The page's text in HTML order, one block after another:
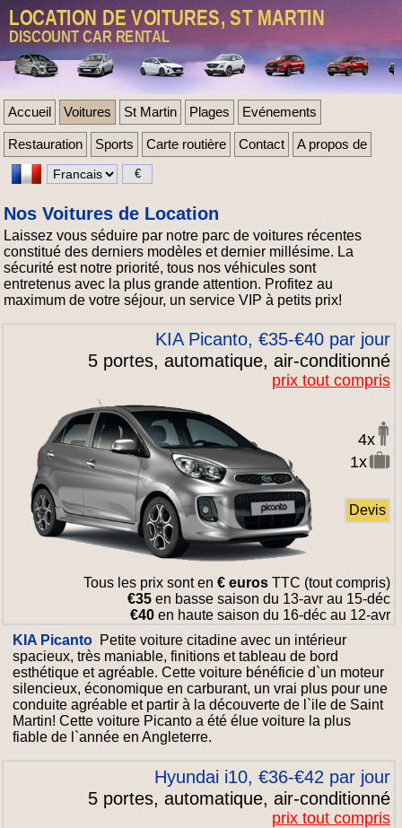
LOCATION DE VOITURES, ST MARTIN
DISCOUNT CAR RENTAL
Accueil Voitures St Martin Plages Evénements
Restauration Sports Carte routière Contact A propos de
Nos Voitures de Location
Laissez vous séduire par notre parc de voitures récentes
constitué des derniers modèles et dernier millésime. La
sécurité est notre priorité, tous nos véhicules sont
entretenus avec la plus grande attention. Profitez au
maximum de votre séjour, un service VIP à petits prix!
KIA Picanto, €35-€40 par jour
5 portes, automatique, air-conditionné
prix tout compris
4x
1x
Devis
Tous les prix sont en € eurosTTC (tout compris)
€35en basse saison du 13-avr au 15-déc
€40en haute saison du 16-déc au 12-avr
KIA Picanto Petite voiture citadine avec un intérieur
spacieux, très maniable, finitions et tableau de bord
esthétique et agréable. Cette voiture bénéficie d`un moteur
silencieux, économique en carburant, un vrai plus pour une
conduite agréable et partir à la découverte de l`ile de Saint
Martin! Cette voiture Picanto a été élue voiture la plus
fiable de l`année en Angleterre.
Hyundai i10, €36-€42 par jour
5 portes, automatique, air-conditionné
prix tout compris